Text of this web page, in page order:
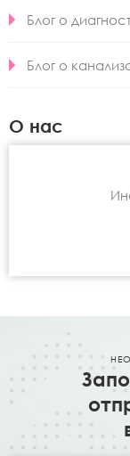
Блог о
Блог о
О нас